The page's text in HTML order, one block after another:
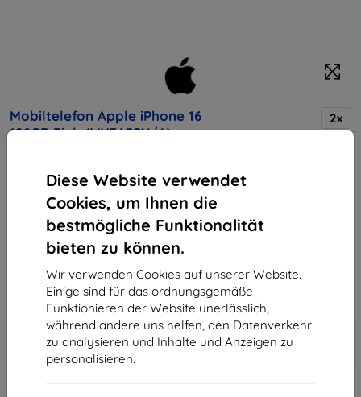
Diese Website verwendet
Cookies, um Ihnen die
bestmögliche Funktionalität
bieten zu können.
Wir verwenden Cookies auf unserer Website.
Einige sind für das ordnungsgemäße
Funktionieren der Website unerlässlich,
während andere uns helfen, den Datenverkehr
zu analysieren und Inhalte und Anzeigen zu
personalisieren.
Mobiltelefon Apple iPhone 16
128GB Pink (MYEA3SX/A)
2x
Kaufen Sie dieses Gerät und erhalten Sie
Rabatt
auf sämtliches Zubehör dafür!
Endpreis
613,71 €
-10%
Rabatt mit Gutschein
EXTRA10
In den
Warenkorb